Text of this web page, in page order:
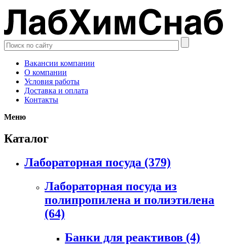
Вакансии компании
О компании
Условия работы
Доставка и оплата
Контакты
Меню
Каталог
Лабораторная посуда (379)
Лабораторная посуда из
полипропилена и полиэтилена
(64)
Банки для реактивов (4)